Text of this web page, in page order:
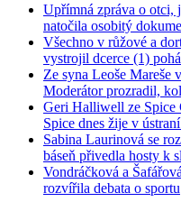
Upřímná zpráva o otci,
natočila osobitý
Všechno v růžové a
vystrojil dcerce (1)
Ze syna Leoše Mareše
Moderátor prozradil,
Geri Halliwell ze Spice
Spice dnes žije v
Sabina Laurinová se
báseň přivedla hosty k
Vondráčková a
rozvířila debata o sportu